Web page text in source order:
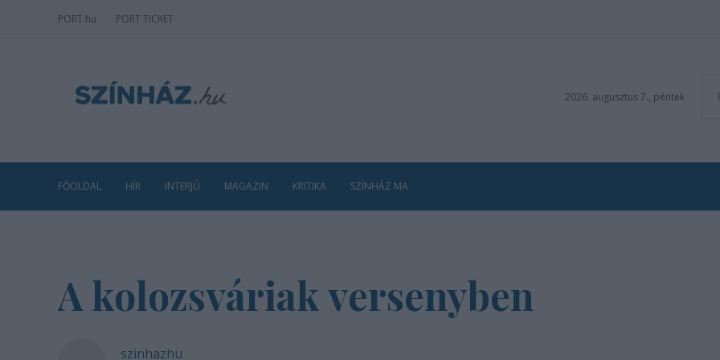
PORT.hu PORT TICKET
2026. augusztus 7., péntek
FŐOLDAL HÍR INTERJÚ MAGAZIN KRITIKA SZÍNHÁZ MA
A kolozsváriak versenyben
szinhazhu